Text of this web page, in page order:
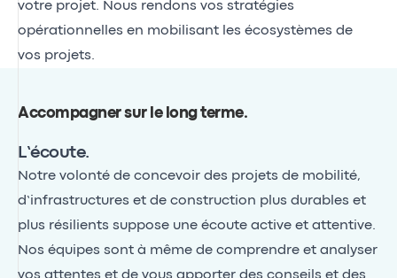
votre projet. Nous rendons vos stratégies
opérationnelles en mobilisant les écosystèmes de
vos projets.
Accompagner sur le long terme.
L’écoute.
Notre volonté de concevoir des projets de mobilité,
d’infrastructures et de construction plus durables et
plus résilients suppose une écoute active et attentive.
Nos équipes sont à même de comprendre et analyser
vos attentes et de vous apporter des conseils et des